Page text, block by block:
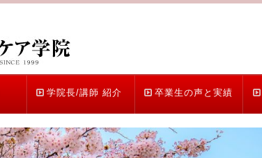
学院長/講師 紹介 卒業生の声と実績